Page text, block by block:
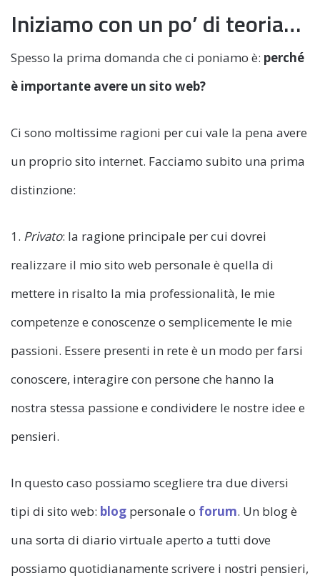
Iniziamo con un po’ di teoria…
Spesso la prima domanda che ci poniamo è: perché
è importante avere un sito web?
Ci sono moltissime ragioni per cui vale la pena avere
un proprio sito internet. Facciamo subito una prima
distinzione:
1. Privato: la ragione principale per cui dovrei
realizzare il mio sito web personale è quella di
mettere in risalto la mia professionalità, le mie
competenze e conoscenze o semplicemente le mie
passioni. Essere presenti in rete è un modo per farsi
conoscere, interagire con persone che hanno la
nostra stessa passione e condividere le nostre idee e
pensieri.
In questo caso possiamo scegliere tra due diversi
tipi di sito web: blog personale o forum. Un blog è
una sorta di diario virtuale aperto a tutti dove
possiamo quotidianamente scrivere i nostri pensieri,